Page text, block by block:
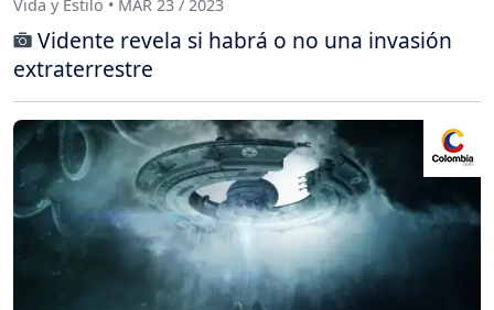
Vida y Estilo • MAR 23 / 2023
Vidente revela si habrá o no una invasión
extraterrestre